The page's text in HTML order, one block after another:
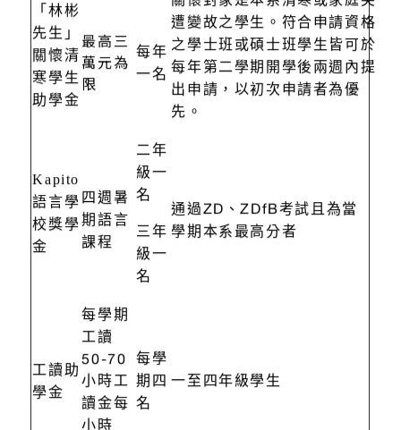
「林彬
先生」
關懷清
寒學生
助學金
最高三
萬元為
限
每年
一名
關懷對象是本系清寒或家庭突
遭變故之學生。符合申請資格
之學士班或碩士班學生皆可於
每年第二學期開學後兩週內提
出申請，以初次申請者為優
先。
Kapito
語言 學
校獎學
金
四週暑
期語言
課程
二年
級一
名
三年
級一
名
通過ZD 、ZDfB 考試且為當
學期本系最高分者
工讀助
學金
每學期
工讀
50-70
小時工
讀金每
每學
期四
名
一至四年級學生